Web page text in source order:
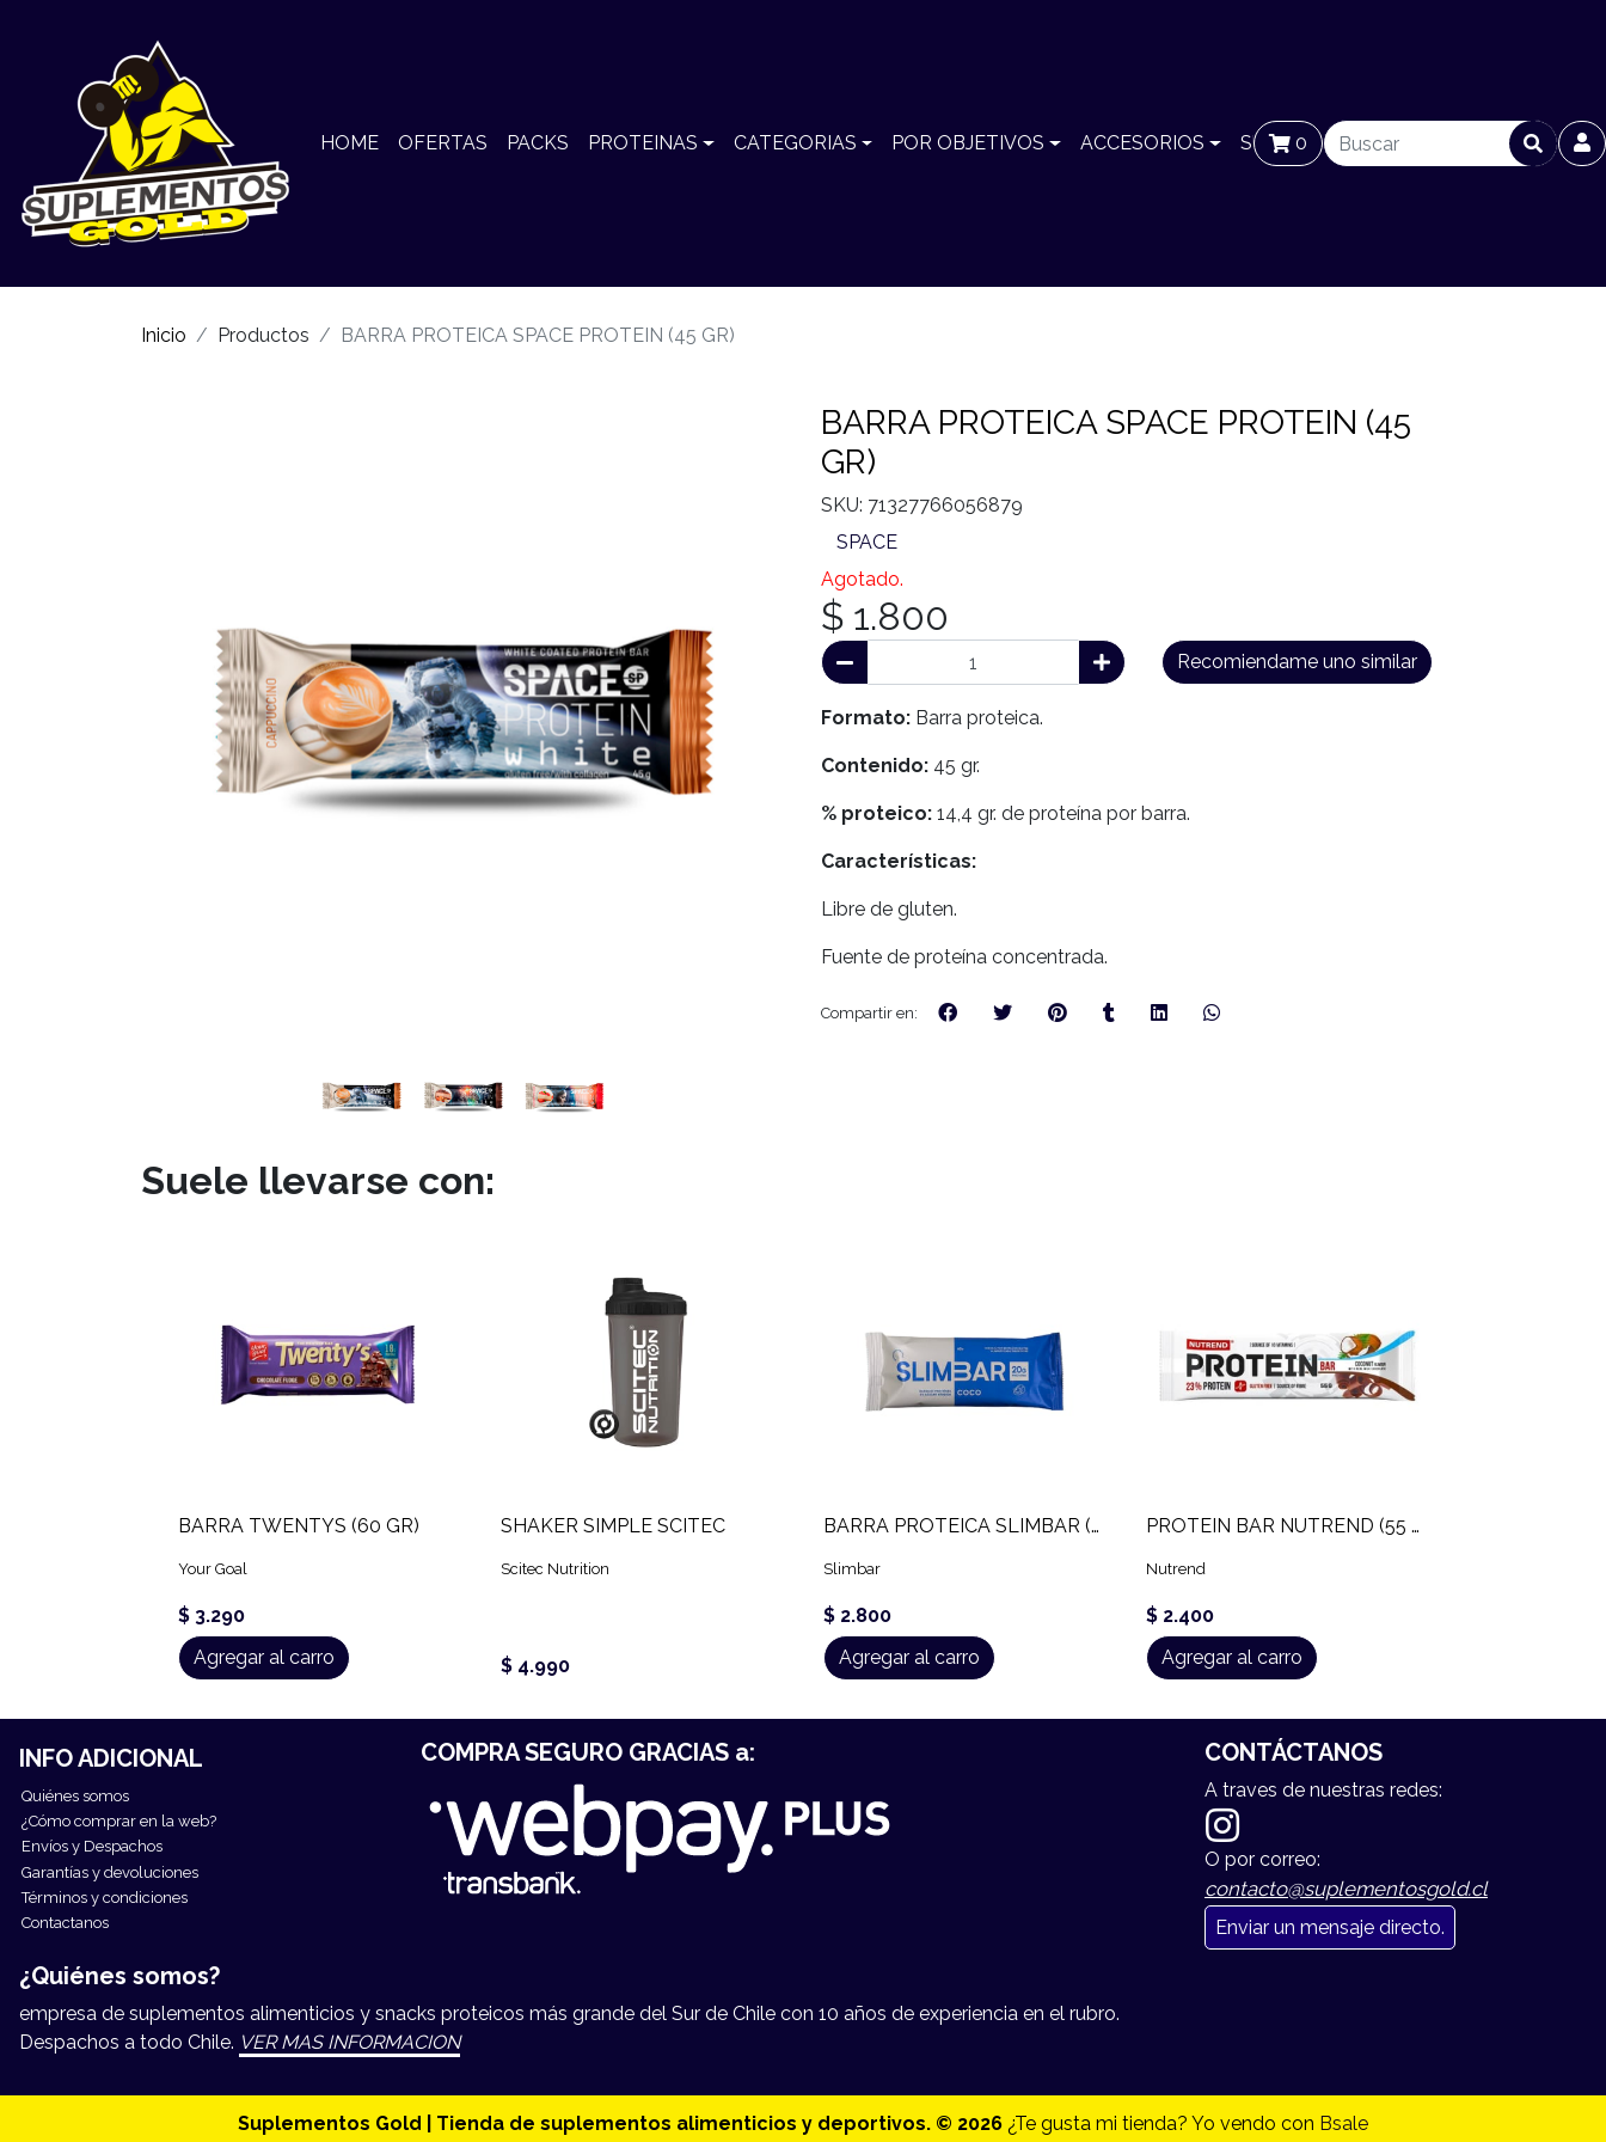
HOME OFERTAS PACKS PROTEINAS CATEGORIAS POR OBJETIVOS ACCESORIOS SUCURSALES BLOG
0
Inicio Productos BARRA PROTEICA SPACE PROTEIN (45 GR)
BARRA PROTEICA SPACE PROTEIN (45
GR)
SKU: 71327766056879
SPACE
Agotado.
$ 1.800
Recomiendame uno similar
Formato: Barra proteica.
Contenido: 45 gr.
% proteico: 14,4 gr. de proteína por barra.
Características:
Libre de gluten.
Fuente de proteína concentrada.
Compartir en:
Suele llevarse con:
BARRA TWENTYS (60 GR)
Your Goal
$ 3.290
Agregar al carro
SHAKER SIMPLE SCITEC
Scitec Nutrition
$ 4.990
BARRA PROTEICA SLIMBAR (60 GR)
Slimbar
$ 2.800
Agregar al carro
PROTEIN BAR NUTREND (55 GR)
Nutrend
$ 2.400
Agregar al carro
INFO ADICIONAL
Quiénes somos
¿Cómo comprar en la web?
Envíos y Despachos
Garantías y devoluciones
Términos y condiciones
Contactanos
COMPRA SEGURO GRACIAS a: CONTÁCTANOS
A traves de nuestras redes:
O por correo:
contacto@suplementosgold.cl
Enviar un mensaje directo.
¿Quiénes somos?
empresa de suplementos alimenticios y snacks proteicos más grande del Sur de Chile con 10 años de experiencia en el rubro.
Despachos a todo Chile. VER MAS INFORMACION
Suplementos Gold | Tienda de suplementos alimenticios y deportivos. © 2026 ¿Te gusta mi tienda? Yo vendo con Bsale